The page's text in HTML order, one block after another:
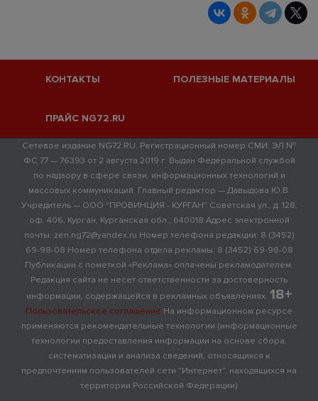
КОНТАКТЫ ПОЛЕЗНЫЕ МАТЕРИАЛЫ
ПРАЙС NG72.RU
Сетевое издание NG72.RU. Регистрационный номер СМИ: ЭЛ №
ФС 77 — 76393 от 2 августа 2019 г. Выдан Федеральной службой
по надзору в сфере связи, информационных технологий и
массовых коммуникаций. Главный редактор — Давыдова Ю.В.
Учредитель — ООО "ПРОВИНЦИЯ - КУРГАН" Советская ул., д. 128,
оф. 406, Курган, Курганская обл., 640018 Адрес электронной
почты: zen.ng72@yandex.ru Номер телефона редакции: 8 (3452)
69-98-08 Номер телефона отдела рекламы: 8 (3452) 69-98-08
Публикации с пометкой «Реклама» оплачены рекламодателем.
Редакция сайта не несет ответственности за достоверность
информации, содержащейся в рекламных объявлениях. 18+
Пользовательское соглашение На информационном ресурсе
применяются рекомендательные технологии (информационные
технологии предоставления информации на основе сбора,
систематизации и анализа сведений, относящихся к
предпочтениям пользователей сети "Интернет", находящихся на
территории Российской Федерации)